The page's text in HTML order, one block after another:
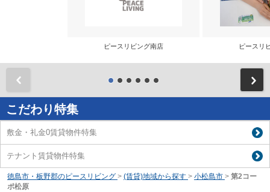
ピースリビング南店 ピースリ
こだわり特集
敷金・礼金0賃貸物件特集
テナント賃貸物件特集
徳島市・板野郡のピースリビング > (賃貸)地域から探す > 小松島市 > 第2コー
ポ松原